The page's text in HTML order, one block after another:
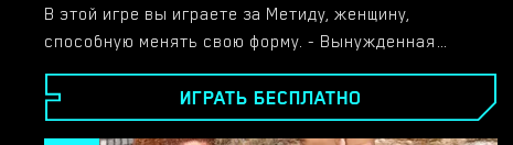
В этой игре вы играете за Метиду, женщину,
способную менять свою форму. - Вынужденная
покинуть свой дом из-за преследований за эту
власть, она пытается выжить в новой среде - вдали
от дома​
ИГРАТЬ БЕСПЛАТНО